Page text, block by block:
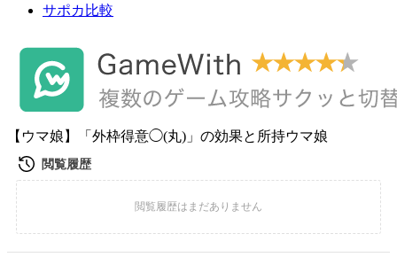
サポカ比較
【ウマ娘】「外枠得意◯(丸)」の効果と所持ウマ娘